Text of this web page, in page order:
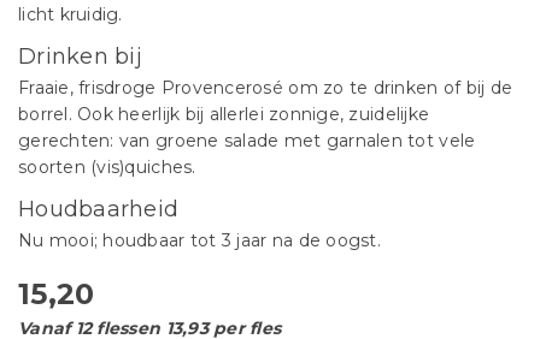
licht kruidig.
Drinken bij
Fraaie, frisdroge Provencerosé om zo te drinken of bij de
borrel. Ook heerlijk bij allerlei zonnige, zuidelijke
gerechten: van groene salade met garnalen tot vele
soorten (vis)quiches.
Houdbaarheid
Nu mooi; houdbaar tot 3 jaar na de oogst.
15,20
Vanaf 12 flessen 13,93 per fles